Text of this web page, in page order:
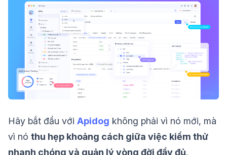
Hãy bắt đầu với Apidog không phải vì nó mới, mà
vì nó thu hẹp khoảng cách giữa việc kiểm thử
nhanh chóng và quản lý vòng đời đầy đủ.